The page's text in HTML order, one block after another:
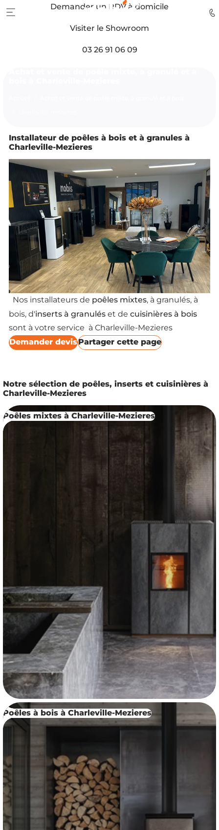
Demander un RDV à domicile
Visiter le Showroom
03 26 91 06 09
Installateur de poêles à bois et à granules à
Charleville-Mezieres
Nos installateurs de poêles mixtes, à granulés, à
bois, d'inserts à granuléset de cuisinières à bois
sont à votre service à Charleville-Mezieres
Demander devisPartager cette page
Notre sélection de poêles, inserts et cuisinières à
Charleville-Mezieres
Poêles mixtes à Charleville-Mezieres
Poêles à bois à Charleville-Mezieres